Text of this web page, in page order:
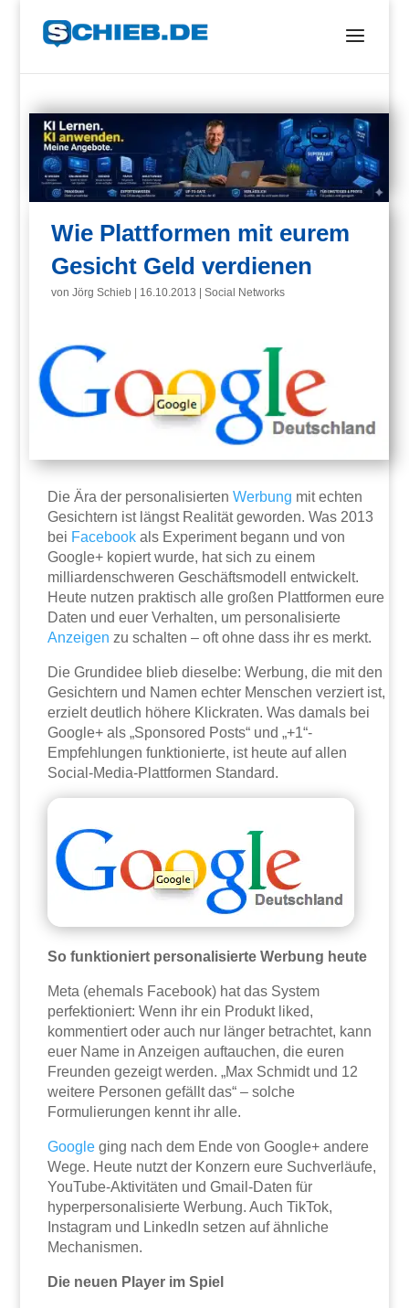
Wie Plattformen mit eurem
Gesicht Geld verdienen
vonJörg Schieb 16.10.2013 |Social Networks
Die Ära der personalisiertenWerbung mit echten
Gesichtern ist längst Realität geworden. Was 2013
bei Facebook als Experiment begann und von
Google+ kopiert wurde, hat sich zu einem
milliardenschweren Geschäftsmodell entwickelt.
Heute nutzen praktisch alle großen Plattformen eure
Daten und euer Verhalten, um personalisierte
Anzeigen zu schalten – oft ohne dass ihr es merkt.
Die Grundidee blieb dieselbe: Werbung, die mit den
Gesichtern und Namen echter Menschen verziert ist,
erzielt deutlich höhere Klickraten. Was damals bei
Google+ als „Sponsored Posts“ und „+1“-
Empfehlungen funktionierte, ist heute auf allen
Social-Media-Plattformen Standard.
So funktioniert personalisierte Werbung heute
Meta (ehemals Facebook) hat das System
perfektioniert: Wenn ihr ein Produkt liked,
kommentiert oder auch nur länger betrachtet, kann
euer Name in Anzeigen auftauchen, die euren
Freunden gezeigt werden. „Max Schmidt und 12
weitere Personen gefällt das“ – solche
Formulierungen kennt ihr alle.
Google ging nach dem Ende von Google+ andere
Wege. Heute nutzt der Konzern eure Suchverläufe,
YouTube-Aktivitäten und Gmail-Daten für
hyperpersonalisierte Werbung. Auch TikTok,
Instagram und LinkedIn setzen auf ähnliche
Mechanismen.
Die neuen Player im Spiel